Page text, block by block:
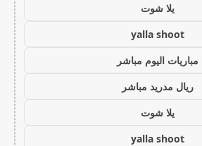
يلا شوت
yalla shoot
مباريات اليوم مباشر
ريال مدريد مباشر
يلا شوت
yalla shoot